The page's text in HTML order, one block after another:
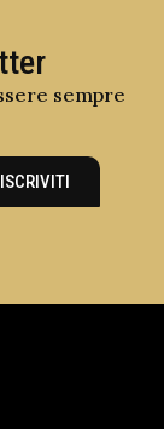
sempre
ISCRIVITI